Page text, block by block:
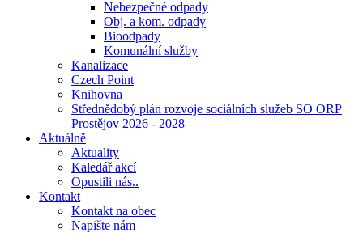
Nebezpečné odpady
Obj. a kom. odpady
Bioodpady
Komunální služby
Kanalizace
Czech Point
Knihovna
Střednědobý plán rozvoje sociálních služeb SO ORP
Prostějov 2026 - 2028
Aktuálně
Aktuality
Kaledář akcí
Opustili nás..
Kontakt
Kontakt na obec
Napište nám